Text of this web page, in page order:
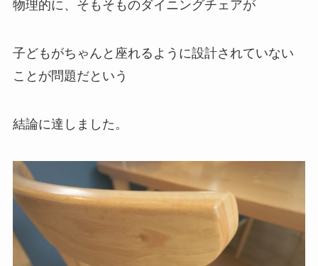
物理的に、そもそものダイニングチェアが
子どもがちゃんと座れるように設計されていない
ことが問題だという
結論に達しました。